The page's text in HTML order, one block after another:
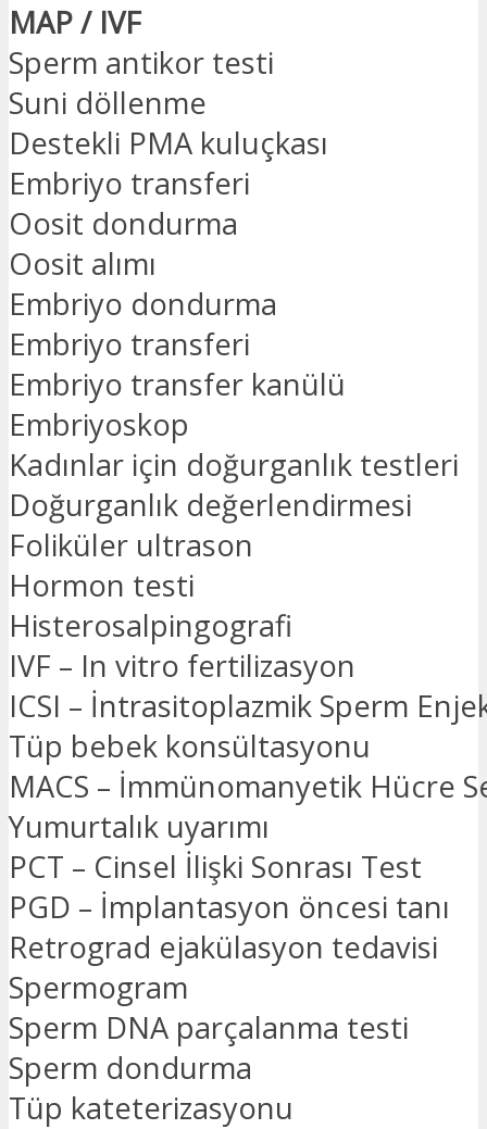
MAP / IVF
Sperm antikor testi
Suni döllenme
Destekli PMA kuluçkası
Embriyo transferi
Oosit dondurma
Oosit alımı
Embriyo dondurma
Embriyo transferi
Embriyo transfer kanülü
Embriyoskop
Kadınlar için doğurganlık testleri
Doğurganlık değerlendirmesi
Foliküler ultrason
Hormon testi
Histerosalpingografi
IVF – In vitro fertilizasyon
ICSI – İntrasitoplazmik Sperm
Tüp bebek konsültasyonu
MACS – İmmünomanyetik Hücre
Yumurtalık uyarımı
PCT – Cinsel İlişki Sonrası Test
PGD – İmplantasyon öncesi tanı
Retrograd ejakülasyon tedavisi
Spermogram
Sperm DNA parçalanma testi
Sperm dondurma
Tüp kateterizasyonu